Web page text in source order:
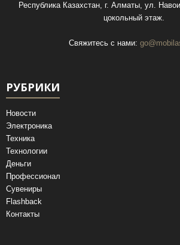
Республика Казахстан, г. Алматы, ул.
цокольный этаж.
Свяжитесь с нами:
РУБРИКИ
Новости
Электроника
Техника
Технологии
Деньги
Профессионал
Сувениры
Flashback
Контакты